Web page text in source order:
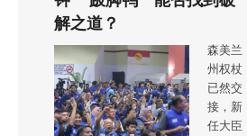
解之道？
森美兰
州权杖
已然交
接，新
任大臣